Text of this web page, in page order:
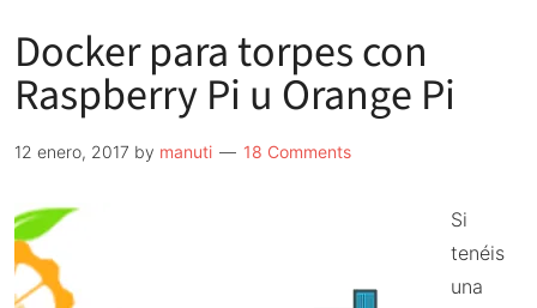
Docker para torpes con
Raspberry Pi u Orange Pi
12 enero, 2017 by manuti 18 Comments
Si
tenéis
una